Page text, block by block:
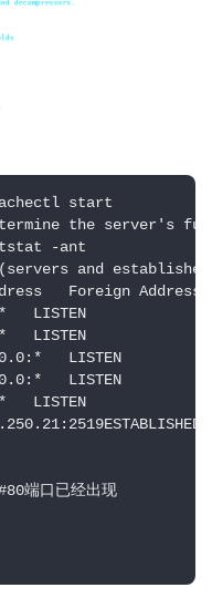
start
the server's
-ant
and
Foreign
LISTEN
LISTEN
LISTEN
LISTEN
LISTEN
端口已经出现